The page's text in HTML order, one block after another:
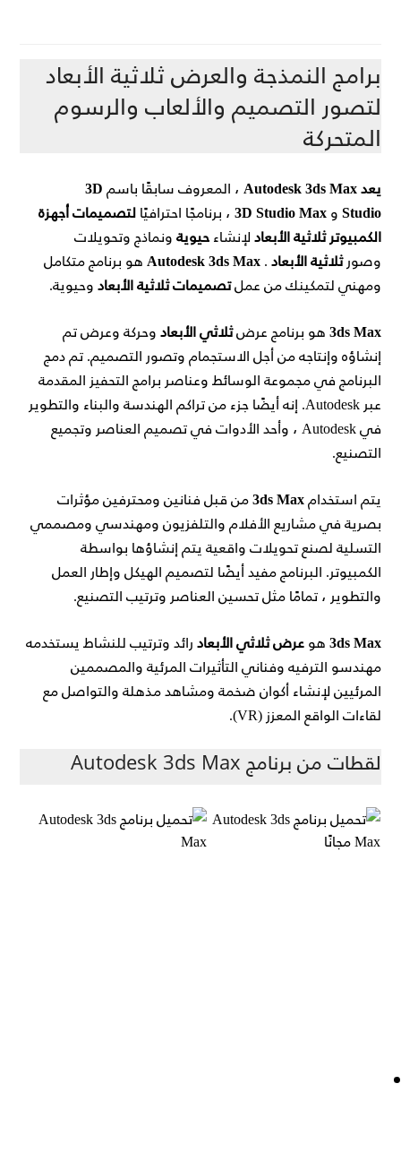
برامج النمذجة والعرض ثلاثية الأبعاد
لتصور التصميم والألعاب والرسوم
المتحركة
يعد Autodesk 3ds Max ، المعروف سابقًا باسم3D
Studioو3D Studio Max، برنامجًا احترافيًالتصميمات أجهزة
الكمبيوتر ثلاثية الأبعادلإنشاءحيويةونماذج وتحويلات
وصورثلاثية الأبعاد.
Autodesk 3ds Maxهو برنامج متكامل
ومهني لتمكينك من عملتصميمات ثلاثية الأبعادوحيوية.
3ds Maxهو برنامج عرضثلاثي الأبعادوحركة وعرض تم
إنشاؤه وإنتاجه من أجل الاستجمام وتصور التصميم.تم دمج
البرنامج في مجموعة الوسائط وعناصر برامج التحفيز المقدمة
عبر Autodesk.
إنه أيضًا جزء من تراكم الهندسة والبناء والتطوير
في Autodesk ، وأحد الأدوات في تصميم العناصر وتجميع
التصنيع.
يتم استخدام3ds Maxمن قبل فنانين ومحترفين مؤثرات
بصرية في مشاريع الأفلام والتلفزيون ومهندسي ومصممي
التسلية لصنع تحويلات واقعية يتم إنشاؤها بواسطة
الكمبيوتر.البرنامج مفيد أيضًا لتصميم الهيكل وإطار العمل
والتطوير ، تمامًا مثل تحسين العناصر وترتيب التصنيع.
3ds Maxهوعرض ثلاثي الأبعادرائدوترتيب للنشاط يستخدمه
مهندسو الترفيه وفناني التأثيرات المرئية والمصممين
المرئيين لإنشاء أكوان ضخمة ومشاهد مذهلة والتواصل مع
لقاءات الواقع المعزز (VR).
لقطات من برنامج Autodesk 3ds Max